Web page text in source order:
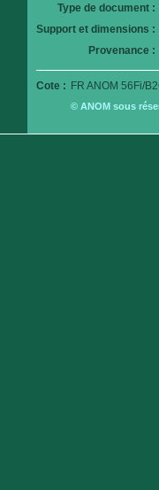
Type de document :
Support et dimensions :
Provenance :
Cote : FR ANOM 56Fi/
© ANOM sous